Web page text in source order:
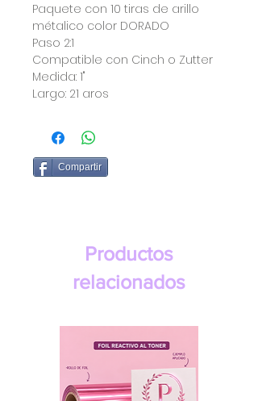
Paquete con 10 tiras de arillo
métalico color DORADO
Paso 2:1
Compatible con Cinch o Zutter
Medida: 1"
Largo: 21 aros
Compartir
Productos
relacionados